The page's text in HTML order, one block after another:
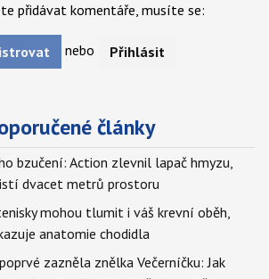
přidávat komentáře, musíte se:
nebo Přihlásit
články
bzučení: Action zlevnil lapač hmyzu,
dvacet metrů prostoru
mohou tlumit i váš krevní oběh,
anatomie chodidla
zazněla znělka Večerníčku: Jak